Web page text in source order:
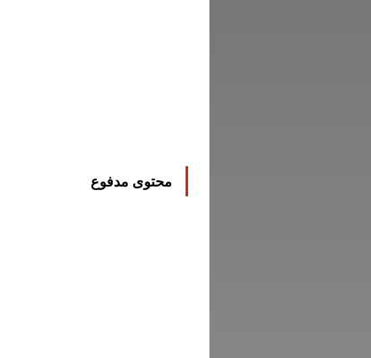
محتوى مدفوع